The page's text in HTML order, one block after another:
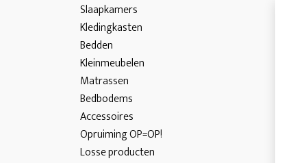
Slaapkamers
Kledingkasten
Bedden
Kleinmeubelen
Matrassen
Bedbodems
Accessoires
Opruiming OP=OP!
Losse producten